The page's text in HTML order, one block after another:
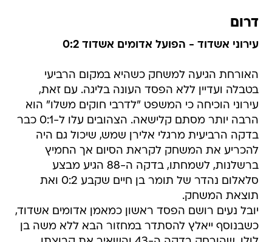
דרום
עירוני אשדוד - הפועל אדומים אשדוד 0:2
האורחת הגיעה למשחק כשהיא במקום הרביעי
בטבלה ועדיין ללא הפסד העונה בליגה. עם זאת,
עירוני הוכיחה כי המשפט "לדרבי חוקים משלו" הוא
הרבה יותר מסתם קלישאה. הצהובים עלו ל-0:1 כבר
בדקה הרביעית מרגלי אלירן שמש, שיכול גם היה
להכריע את המשחק לקראת הסיום אך החמיץ
ברשלנות, לשמחתו, בדקה ה-88 הגיע מבצע
סלאלום נהדר של תומר בן חיים שקבע 0:2 ואת
תוצאת המשחק.
יובל נעים רושם הפסד ראשון כמאמן אדומים אשדוד,
כשבנוסף ייאלץ להסתדר במחזור הבא ללא משה בן